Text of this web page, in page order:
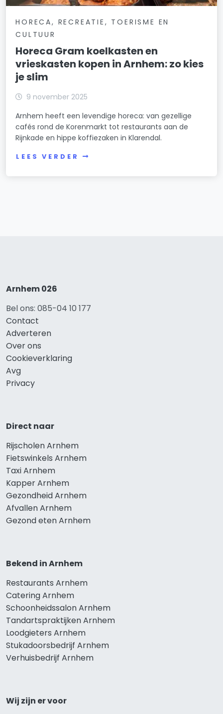
HORECA, RECREATIE, TOERISME EN
CULTUUR
Horeca Gram koelkasten en
vrieskasten kopen in Arnhem: zo kies
je slim
9 november 2025
Arnhem heeft een levendige horeca: van gezellige
cafés rond de Korenmarkt tot restaurants aan de
Rijnkade en hippe koffiezaken in Klarendal.
LEES VERDER
Arnhem 026
Bel ons: 085-04 10 177
Contact
Adverteren
Over ons
Cookieverklaring
Avg
Privacy
Direct naar
Rijscholen Arnhem
Fietswinkels Arnhem
Taxi Arnhem
Kapper Arnhem
Gezondheid Arnhem
Afvallen Arnhem
Gezond eten Arnhem
Bekend in Arnhem
Restaurants Arnhem
Catering Arnhem
Schoonheidssalon Arnhem
Tandartspraktijken Arnhem
Loodgieters Arnhem
Stukadoorsbedrijf Arnhem
Verhuisbedrijf Arnhem
Wij zijn er voor